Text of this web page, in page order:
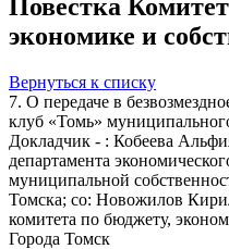
Повестка
экономике и
Вернуться к списку
7. О передаче в
клуб «Томь»
Докладчик - : Кобеева
департамента
муниципальной
Томска; со: Новожилов
комитета по бюджету,
Города Томск